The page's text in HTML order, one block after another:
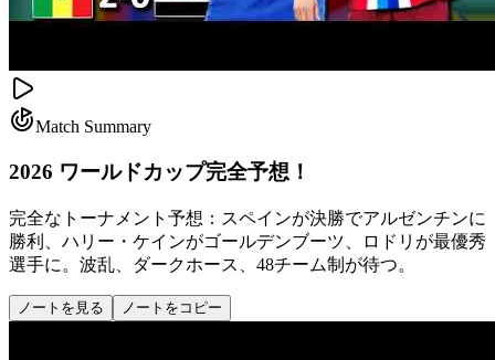
Match Summary
2026 ワールドカップ完全予想！
完全なトーナメント予想：スペインが決勝でアルゼンチンに
勝利、ハリー・ケインがゴールデンブーツ、ロドリが最優秀
選手に。波乱、ダークホース、48チーム制が待つ。
ノートを見る ノートをコピー